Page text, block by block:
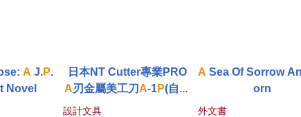
A J.P.
Novel
A刃金屬美工刀A-1P(自動
鎖定;18-8不鏽鋼握把;附3
設計文具
A Sea Of Sorrow
orn
外文書